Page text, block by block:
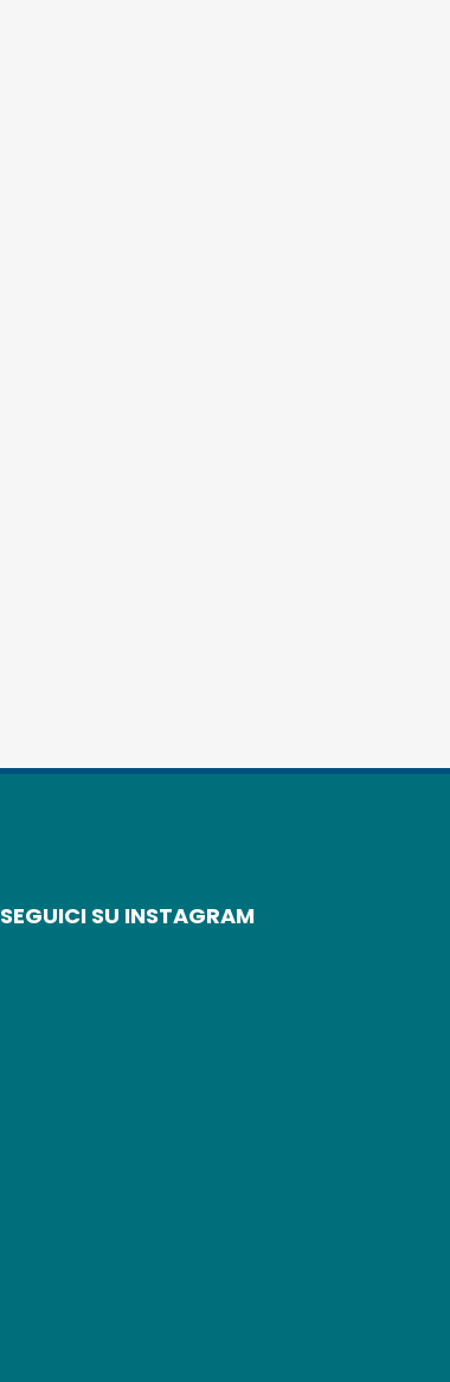
SEGUICI SU INSTAGRAM